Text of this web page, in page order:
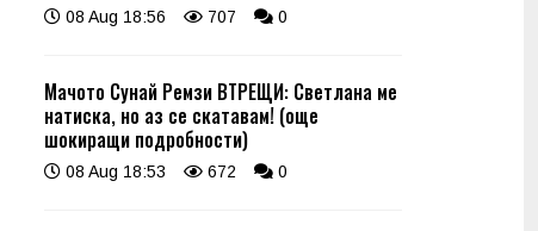
08 Aug 18:56 707 0
Мачото Сунай Ремзи ВТРЕЩИ: Светлана ме
натиска, но аз се скатавам! (още
шокиращи подробности)
08 Aug 18:53 672 0